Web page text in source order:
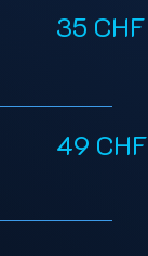
35 CHF
49 CHF